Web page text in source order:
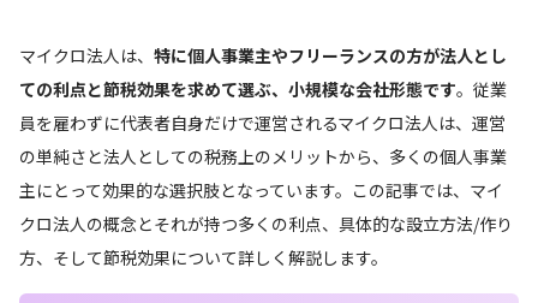
マイクロ法人は、 特に個人事業主やフリーランスの方が法人とし
ての利点と節税効果を求めて選ぶ、小規模な会社形態です。従業
員を雇わずに代表者自身だけで運営されるマイクロ法人は、運営
の単純さと法人としての税務上のメリットから、多くの個人事業
主にとって効果的な選択肢となっています。この記事では、マイ
クロ法人の概念とそれが持つ多くの利点、具体的な設立方法/作り
方、そして節税効果について詳しく解説します。